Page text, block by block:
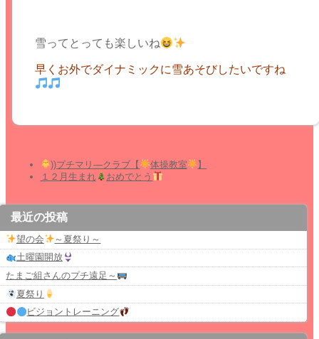
雪ってとっても楽しいね
早くお外でダイナミックに雪あそびしたいですね
))プチマリ―クラブ【 体操教室
】
１２月生まれ
おめでとう
最近の投稿
望の会
～夏祭り～
土曜園開放
たまご組さんのプチ遠足～
夏祭り
ビジョントレーニング